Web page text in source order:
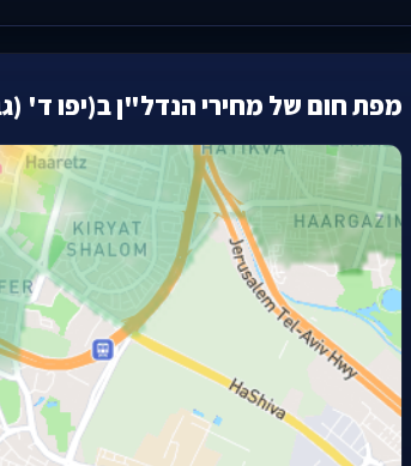
מפת חום של מחירי הנדל"ן ב(יפו ד'